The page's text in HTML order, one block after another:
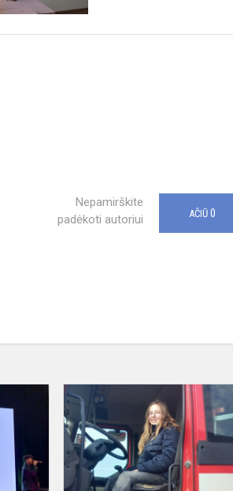
Nepamirškite
padėkoti autoriui
AČIŪ 0
Mokinių
išvyką
LITEXPO